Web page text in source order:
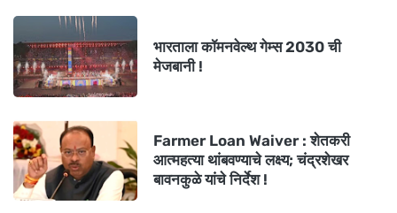
भारताला कॉमनवेल्थ गेम्स 2030 ची
मेजबानी !
Farmer Loan Waiver : शेतकरी
आत्महत्या थांबवण्याचे लक्ष्य; चंद्रशेखर
बावनकुळे यांचे निर्देश !